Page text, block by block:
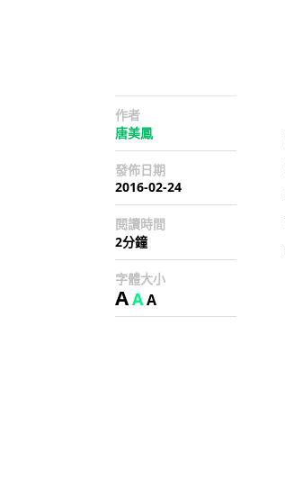
作者
唐美鳳
發佈日期
2016-02-24
閱讀時間
2分鐘
字體大小
AAA